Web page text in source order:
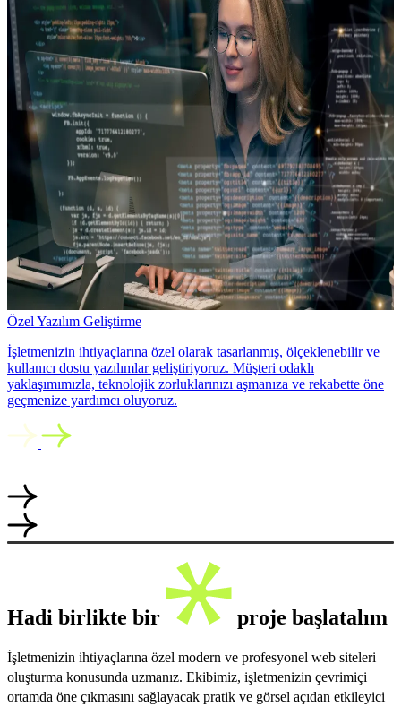
Özel Yazılım Geliştirme
İşletmenizin ihtiyaçlarına özel olarak tasarlanmış, ölçeklenebilir ve
kullanıcı dostu yazılımlar geliştiriyoruz. Müşteri odaklı
yaklaşımımızla, teknolojik zorluklarınızı aşmanıza ve rekabette öne
geçmenize yardımcı oluyoruz.
Hadi birlikte bir proje başlatalım
İşletmenizin ihtiyaçlarına özel modern ve profesyonel web siteleri
oluşturma konusunda uzmanız. Ekibimiz, işletmenizin çevrimiçi
ortamda öne çıkmasını sağlayacak pratik ve görsel açıdan etkileyici